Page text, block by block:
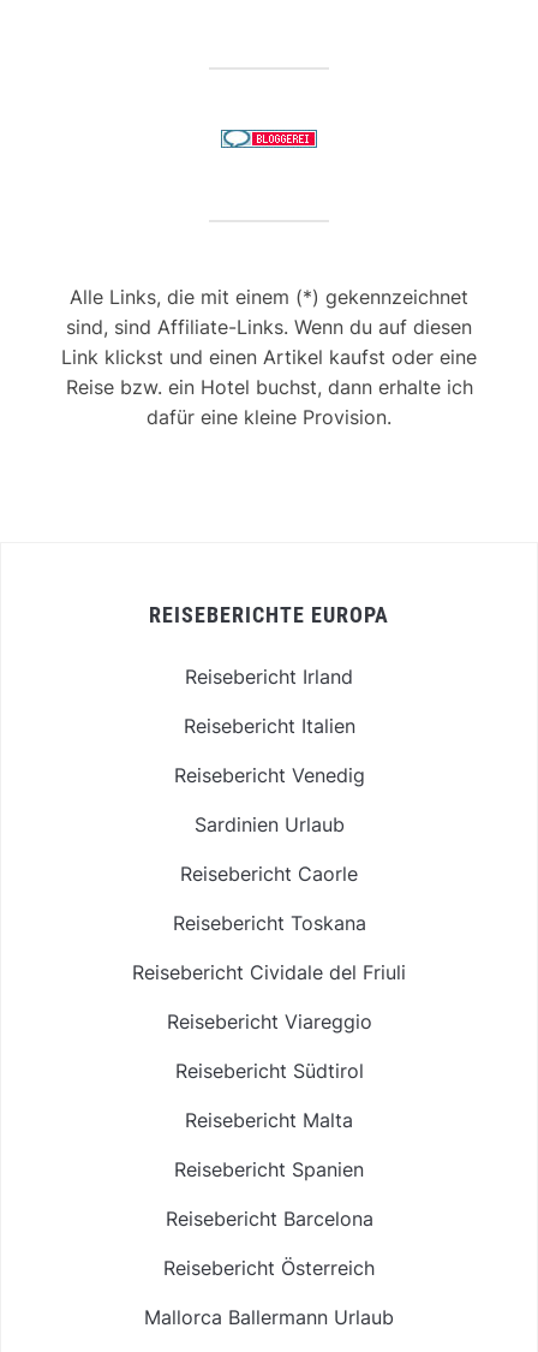
Alle Links, die mit einem (*) gekennzeichnet
sind, sind Affiliate-Links. Wenn du auf diesen
Link klickst und einen Artikel kaufst oder eine
Reise bzw. ein Hotel buchst, dann erhalte ich
dafür eine kleine Provision.
REISEBERICHTE EUROPA
Reisebericht Irland
Reisebericht Italien
Reisebericht Venedig
Sardinien Urlaub
Reisebericht Caorle
Reisebericht Toskana
Reisebericht Cividale del Friuli
Reisebericht Viareggio
Reisebericht Südtirol
Reisebericht Malta
Reisebericht Spanien
Reisebericht Barcelona
Reisebericht Österreich
Mallorca Ballermann Urlaub